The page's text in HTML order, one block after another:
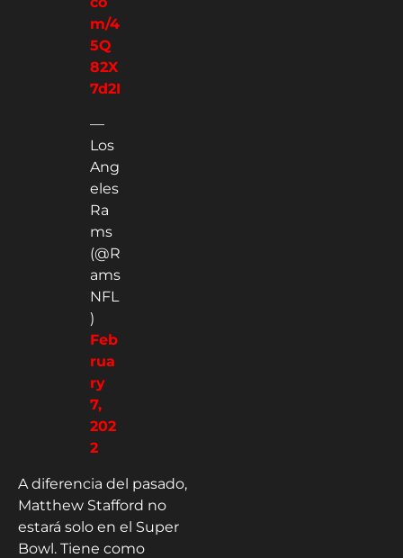
m/4
5Q
82X
7d2I
—
Los
Ang
eles
Ra
ms
(@R
ams
NFL
)
Feb
rua
ry
7,
202
2
A diferencia del pasado,
Matthew Stafford no
estará solo en el Super
Bowl. Tiene como